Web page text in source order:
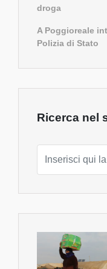
droga
A Poggioreale
Polizia di Stato
Ricerca nel